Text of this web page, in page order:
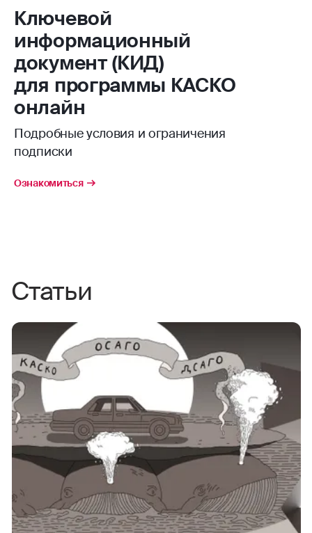
Ключевой
информационный
документ (КИД)
для программы КАСКО
онлайн
Подробные условия и ограничения
подписки
Ознакомиться
Статьи